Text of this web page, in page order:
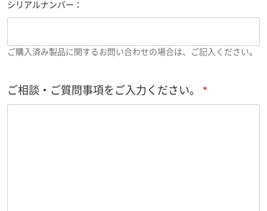
シリアルナンバー：
ご購入済み製品に関するお問い合わせの場合は、ご記入ください。
ご相談・ご質問事項をご入力ください。